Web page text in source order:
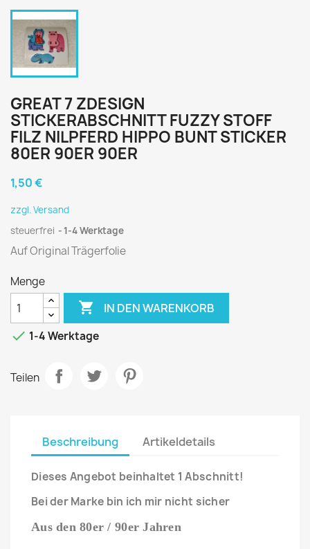
GREAT 7 ZDESIGN
STICKERABSCHNITT FUZZY STOFF
FILZ NILPFERD HIPPO BUNT STICKER
80ER 90ER 90ER
1,50 €
zzgl. Versand
steuerfrei
1-4 Werktage
Auf Original Trägerfolie
Menge
 IN DEN WARENKORB
 1-4 Werktage
Teilen
Beschreibung Artikeldetails
Dieses Angebot beinhaltet 1 Abschnitt!
Bei der Marke bin ich mir nicht sicher
Aus den 80er / 90er Jahren